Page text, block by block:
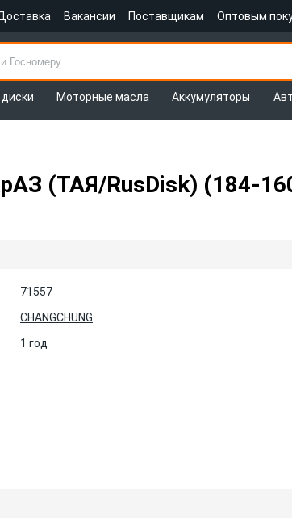
Вакансии Поставщикам Оптовым
Моторные масла Аккумуляторы
(ТАЯ/RusDisk) (184-
71557
CHANGCHUNG
1 год